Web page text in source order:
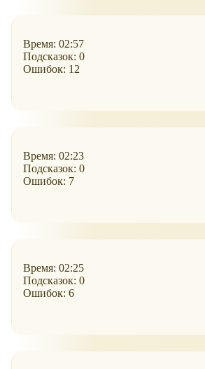
Время: 02:57
Подсказок: 0
Ошибок: 12
Время: 02:23
Подсказок: 0
Ошибок: 7
Время: 02:25
Подсказок: 0
Ошибок: 6